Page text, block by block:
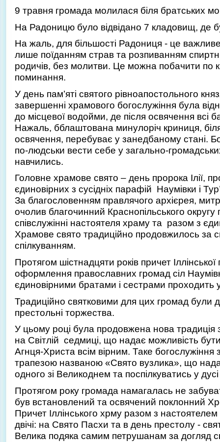
9 травня громада молилася біля братських
На Радоницю було відвідано 7 кладовищ, де
На жаль, для більшості Радониця - це
лише поїданням страв та розпиванням
родичів, без молитви. Це можна побачити по
поминання.
У день пам’яті святого рівноапостольного
завершенні храмового богослужіння була
до місцевої водойми, де після освячення всі
Нажаль, бблаштована минулоріч криниця,
освячення, перебуває у занедбаному стані.
по-людськи вести себе у загально-
навчились.
Головне храмове свято – день пророка Ілії,
єдиновірних з сусідніх парафій Наумівки і
За благословенням правлячого архієрея,
очолив благочинний Краснопільського
співслужінні настоятеля храму та разом з
Храмове свято традиційно продовжилось за
спілкуванням.
Протягом шістнадцяти років причет
оформлення православних громад сіл
єдиновірними братами і сестрами проходить
Традиційно святковими для цих громад були
престольні торжества.
У цьому році була продовжена нова традиція
на Світлій седмиці, що надає можливість
Агнця-Христа всім вірним. Таке богослужіння
трапезою названою «Свято вузлика», що
одного зі Великоднем та поспілкуватись у
Протягом року громада намагалась не
був встановлений та освячений поклонний
Причет Іллінського хрму разом з
двічі: на Свято Пасхи та в день престолу -
Велика подяка самим петрушанам за догляд